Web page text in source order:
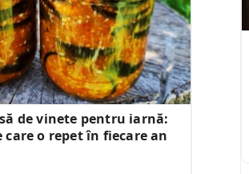
de vinete pentru iarnă:
care o repet în fiecare an